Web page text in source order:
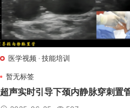
医学视频 ·技能培训
暂无标签
超声实时引导下颈内静脉穿刺置